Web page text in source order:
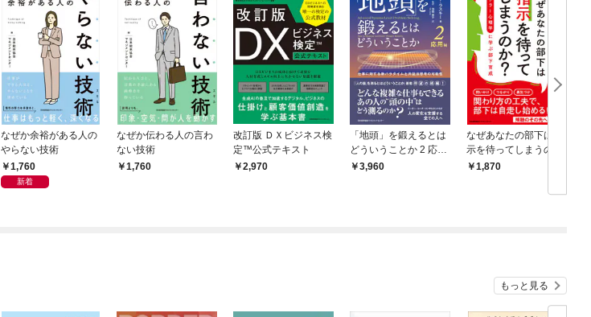
なぜか余裕がある人の
やらない技術
1,760
新着
なぜか伝わる人の言わ
ない技術
1,760
改訂版 ＤＸビジネス検
定™公式テキスト
2,970
「地頭」を鍛えるとは
どういうことか 2 応用
編 仕事に対する新パ
3,960
なぜあなたの部下は指
示を待ってしまうの
か？ アドラー心理学
1,870
もっと見る